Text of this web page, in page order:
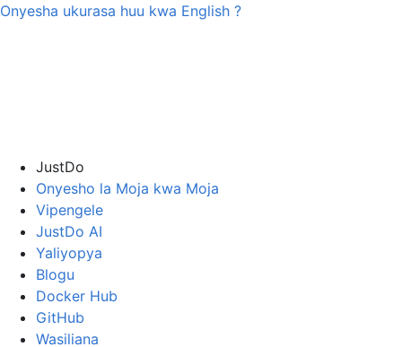
Onyesha ukurasa huu kwa English ?
JustDo
Onyesho la Moja kwa Moja
Vipengele
JustDo AI
Yaliyopya
Blogu
Docker Hub
GitHub
Wasiliana